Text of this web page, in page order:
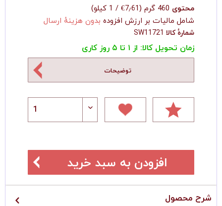
محتوی 460 گرم (‎€7٫61 / 1 کیلو
)
شامل مالیات بر ارزش افزوده بدون هزینهٔ ارسال
شمارهٔ کالا SW11721
زمان تحویل کالا: از ۱ تا ۵ روز کاری
توضیحات
افزودن به سبد خرید
شرح محصول